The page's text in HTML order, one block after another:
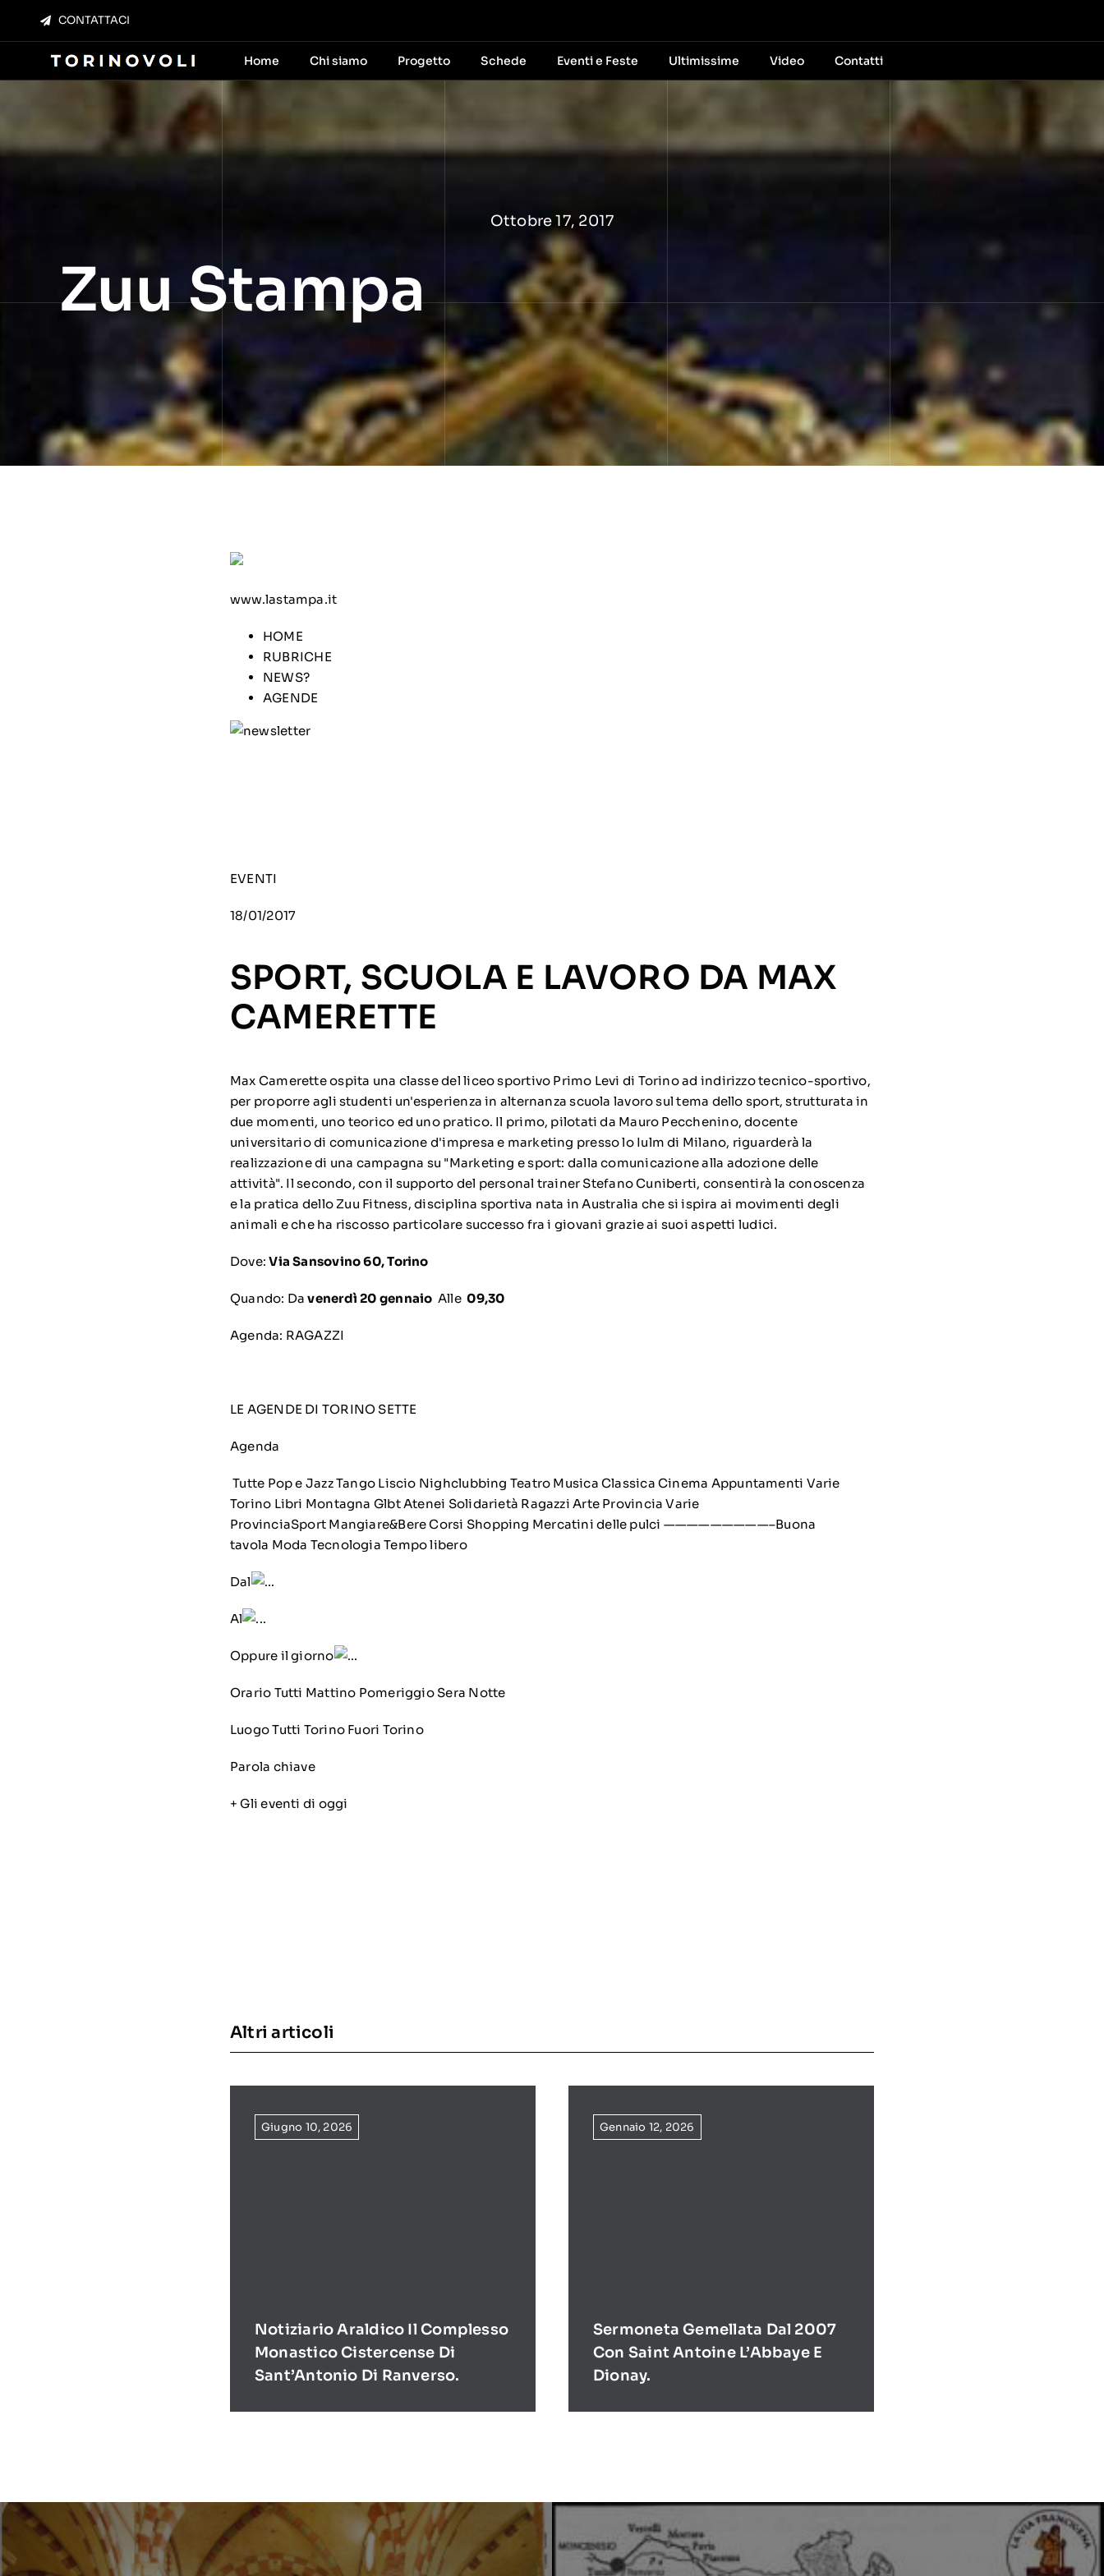
contenuto
CONTATTACI
Home Chi siamo Progetto Schede Eventi e Feste Ultimissime Video Contatti
Ottobre 17, 2017
Zuu Stampa
www.lastampa.it
HOME
RUBRICHE
NEWS?
AGENDE
EVENTI
18/01/2017
SPORT, SCUOLA E LAVORO DA MAX
CAMERETTE
Max Camerette ospita una classe del liceo sportivo Primo Levi di Torino ad indirizzo tecnico-sportivo,
per proporre agli studenti un'esperienza in alternanza scuola lavoro sul tema dello sport, strutturata in
due momenti, uno teorico ed uno pratico. Il primo, pilotati da Mauro Pecchenino, docente
universitario di comunicazione d'impresa e marketing presso lo Iulm di Milano, riguarderà la
realizzazione di una campagna su "Marketing e sport: dalla comunicazione alla adozione delle
attività". Il secondo, con il supporto del personal trainer Stefano Cuniberti, consentirà la conoscenza
e la pratica dello Zuu Fitness, disciplina sportiva nata in Australia che si ispira ai movimenti degli
animali e che ha riscosso particolare successo fra i giovani grazie ai suoi aspetti ludici.
Dove:Via Sansovino 60, Torino
Quando: Davenerdì 20 gennaio Alle09,30
Agenda: RAGAZZI
LE AGENDE DI TORINO SETTE
Agenda
Tutte Pop e Jazz Tango Liscio Nighclubbing Teatro Musica Classica Cinema Appuntamenti Varie
Torino Libri Montagna Glbt Atenei Solidarietà Ragazzi Arte Provincia Varie
ProvinciaSport Mangiare&Bere Corsi Shopping Mercatini delle pulci —————————–Buona
tavola Moda Tecnologia Tempo libero
Dal
Al
Oppure il giorno
Orario Tutti Mattino Pomeriggio Sera Notte
Luogo Tutti Torino Fuori Torino
Parola chiave
+ Gli eventi di oggi
Altri articoli
Giugno 10, 2026
Notiziario Araldico Il Complesso
Monastico Cistercense Di
Sant’Antonio Di Ranverso.
Gennaio 12, 2026
Sermoneta Gemellata Dal 2007
Con Saint Antoine L’Abbaye E
Dionay.